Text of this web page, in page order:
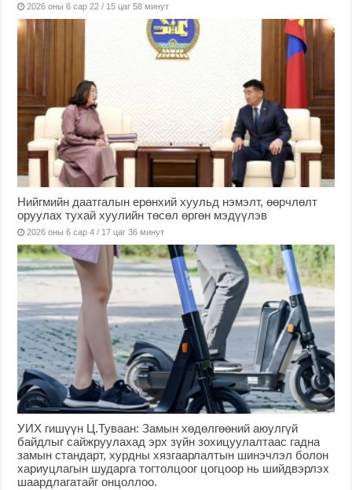
2026 оны 6 сар 22 / 15 цаг 58 минут
Нийгмийн даатгалын ерөнхий хуульд нэмэлт, өөрчлөлт
оруулах тухай хуулийн төсөл өргөн мэдүүлэв
2026 оны 6 сар 4 / 17 цаг 36 минут
УИХ гишүүн Ц.Туваан: Замын хөдөлгөөний аюулгүй
байдлыг сайжруулахад эрх зүйн зохицуулалтаас гадна
замын стандарт, хурдны хязгаарлалтын шинэчлэл болон
хариуцлагын шударга тогтолцоог цогцоор нь шийдвэрлэх
шаардлагатайг онцоллоо.